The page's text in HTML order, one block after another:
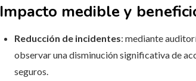
Impacto medible y
Reducción de incidentes: mediante
observar una disminución significativa de
seguros.